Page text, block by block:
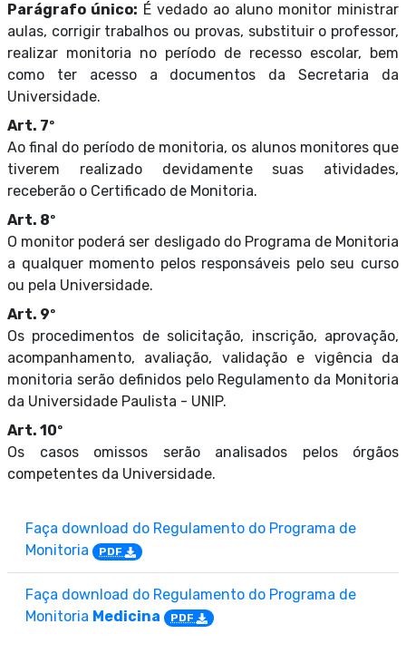
Parágrafo único: É vedado ao aluno monitor ministrar
aulas, corrigir trabalhos ou provas, substituir o professor,
realizar monitoria no período de recesso escolar, bem
como ter acesso a documentos da Secretaria da
Universidade.
Art. 7º
Ao final do período de monitoria, os alunos monitores que
tiverem realizado devidamente suas atividades,
receberão o Certificado de Monitoria.
Art. 8º
O monitor poderá ser desligado do Programa de Monitoria
a qualquer momento pelos responsáveis pelo seu curso
ou pela Universidade.
Art. 9º
Os procedimentos de solicitação, inscrição, aprovação,
acompanhamento, avaliação, validação e vigência da
monitoria serão definidos pelo Regulamento da Monitoria
da Universidade Paulista - UNIP.
Art. 10º
Os casos omissos serão analisados pelos órgãos
competentes da Universidade.
Faça download do Regulamento do Programa de
Monitoria
PDF
Faça download do Regulamento do Programa de
Monitoria Medicina PDF